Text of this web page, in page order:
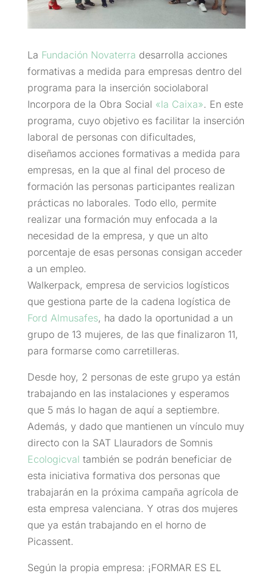
La Fundación Novaterra desarrolla acciones
formativas a medida para empresas dentro del
programa para la inserción sociolaboral
Incorpora de la Obra Social «la Caixa». En este
programa, cuyo objetivo es facilitar la inserción
laboral de personas con dificultades,
diseñamos acciones formativas a medida para
empresas, en la que al final del proceso de
formación las personas participantes realizan
prácticas no laborales. Todo ello, permite
realizar una formación muy enfocada a la
necesidad de la empresa, y que un alto
porcentaje de esas personas consigan acceder
a un empleo.
Walkerpack, empresa de servicios logísticos
que gestiona parte de la cadena logística de
Ford Almusafes, ha dado la oportunidad a un
grupo de 13 mujeres, de las que finalizaron 11,
para formarse como carretilleras.
Desde hoy, 2 personas de este grupo ya están
trabajando en las instalaciones y esperamos
que 5 más lo hagan de aquí a septiembre.
Además, y dado que mantienen un vínculo muy
directo con la SAT Llauradors de Somnis
Ecologicval también se podrán beneficiar de
esta iniciativa formativa dos personas que
trabajarán en la próxima campaña agrícola de
esta empresa valenciana. Y otras dos mujeres
que ya están trabajando en el horno de
Picassent.
Según la propia empresa: ¡FORMAR ES EL